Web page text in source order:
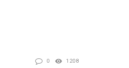
0 1208